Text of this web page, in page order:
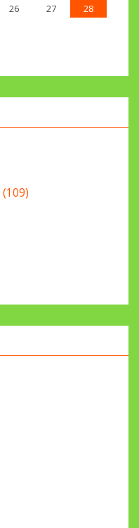
26 27
28
(109)